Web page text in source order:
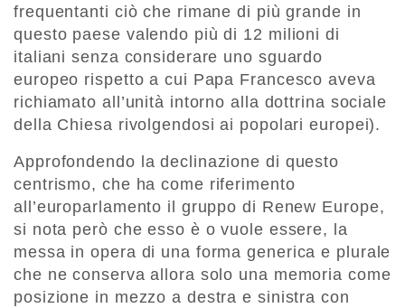
frequentanti ciò che rimane di più grande in
questo paese valendo più di 12 milioni di
italiani senza considerare uno sguardo
europeo rispetto a cui Papa Francesco aveva
richiamato all’unità intorno alla dottrina sociale
della Chiesa rivolgendosi ai popolari europei).
Approfondendo la declinazione di questo
centrismo, che ha come riferimento
all’europarlamento il gruppo di Renew Europe,
si nota però che esso è o vuole essere, la
messa in opera di una forma generica e plurale
che ne conserva allora solo una memoria come
posizione in mezzo a destra e sinistra con